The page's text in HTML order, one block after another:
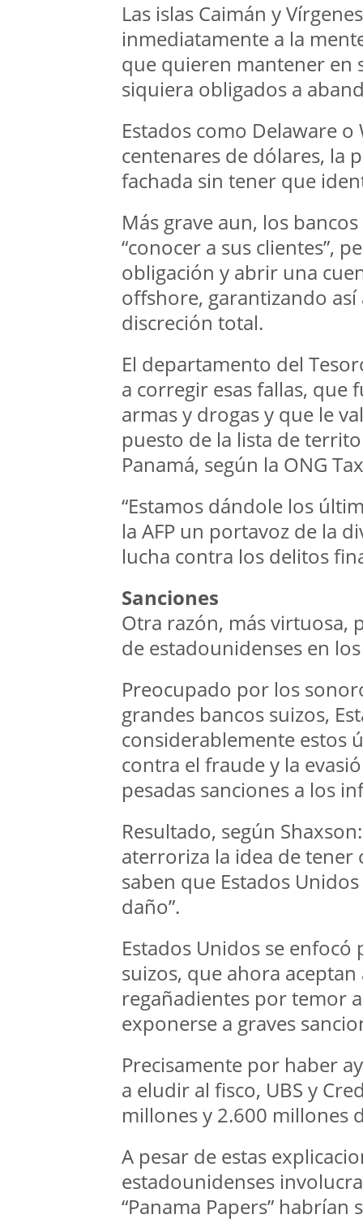
Las islas Caimán y
inmediatamente a la
que quieren mantener en
siquiera obligados a
Estados como Delaware
centenares de dólares, la
fachada sin tener que
Más grave aun, los
“conocer a sus clientes”,
obligación y abrir una
offshore, garantizando
discreción total.
El departamento del
a corregir esas fallas,
armas y drogas y que le
puesto de la lista de
Panamá, según la ONG
“Estamos dándole los
la AFP un portavoz de la
lucha contra los delitos
Sanciones
Otra razón, más virtuosa,
de estadounidenses en los
Preocupado por los
grandes bancos suizos,
considerablemente estos
contra el fraude y la
pesadas sanciones a los
Resultado, según
aterroriza la idea de
saben que Estados
daño”.
Estados Unidos se
suizos, que ahora
regañadientes por temor
exponerse a graves
Precisamente por haber
a eludir al fisco, UBS y
millones y 2.600 millones
A pesar de estas
estadounidenses
“Panama Papers”